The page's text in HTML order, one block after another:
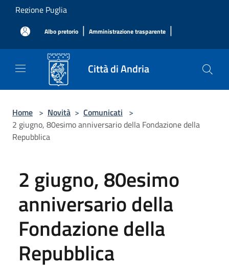
Salta al contenuto principale
Regione Puglia
Albo pretorio | Amministrazione trasparente |
Città di Andria
Home > Novità > Comunicati >
2 giugno, 80esimo anniversario della Fondazione della
Repubblica
2 giugno, 80esimo
anniversario della
Fondazione della
Repubblica